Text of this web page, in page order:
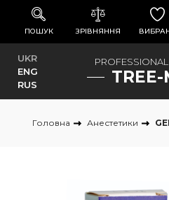
ПОШУК ЗРІВНЯННЯ
TREE-
UKR
ENG
RUS
Головна Анестетики